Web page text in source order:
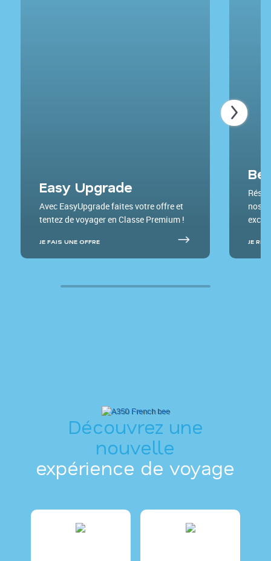
Easy Upgrade
Avec EasyUpgrade faites votre offre et
tentez de voyager en Classe Premium !
JE FAIS UNE OFFRE
nos
JE
Découvrez une
nouvelle
expérience de voyage